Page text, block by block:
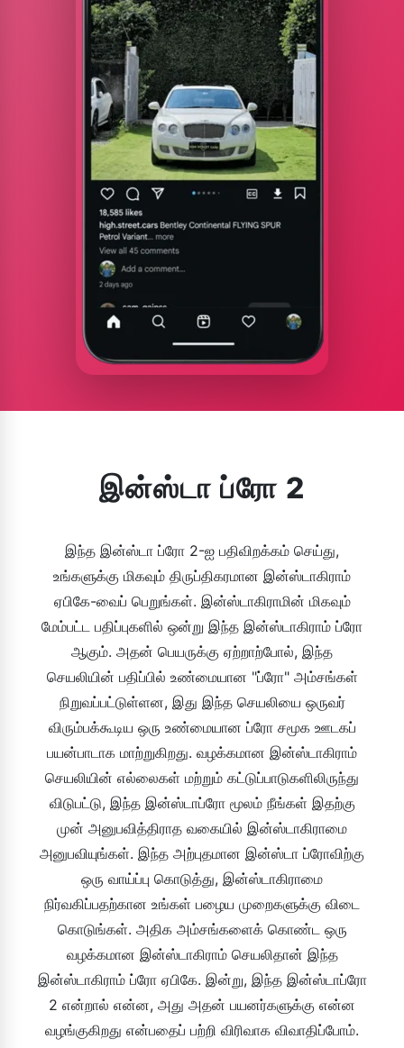
இன்ஸ்டா ப்ரோ 2
இந்த இன்ஸ்டா ப்ரோ 2-ஐ பதிவிறக்கம் செய்து,
உங்களுக்கு மிகவும் திருப்திகரமான இன்ஸ்டாகிராம்
ஏபிகே-வைப் பெறுங்கள். இன்ஸ்டாகிராமின் மிகவும்
மேம்பட்ட பதிப்புகளில் ஒன்று இந்த இன்ஸ்டாகிராம் ப்ரோ
ஆகும். அதன் பெயருக்கு ஏற்றாற்போல், இந்த
செயலியின் பதிப்பில் உண்மையான "ப்ரோ" அம்சங்கள்
நிறுவப்பட்டுள்ளன, இது இந்த செயலியை ஒருவர்
விரும்பக்கூடிய ஒரு உண்மையான ப்ரோ சமூக ஊடகப்
பயன்பாடாக மாற்றுகிறது. வழக்கமான இன்ஸ்டாகிராம்
செயலியின் எல்லைகள் மற்றும் கட்டுப்பாடுகளிலிருந்து
விடுபட்டு, இந்த இன்ஸ்டாப்ரோ மூலம் நீங்கள் இதற்கு
முன் அனுபவித்திராத வகையில் இன்ஸ்டாகிராமை
அனுபவியுங்கள். இந்த அற்புதமான இன்ஸ்டா ப்ரோவிற்கு
ஒரு வாய்ப்பு கொடுத்து, இன்ஸ்டாகிராமை
நிர்வகிப்பதற்கான உங்கள் பழைய முறைகளுக்கு விடை
கொடுங்கள். அதிக அம்சங்களைக் கொண்ட ஒரு
வழக்கமான இன்ஸ்டாகிராம் செயலிதான் இந்த
இன்ஸ்டாகிராம் ப்ரோ ஏபிகே. இன்று, இந்த இன்ஸ்டாப்ரோ
2 என்றால் என்ன, அது அதன் பயனர்களுக்கு என்ன
வழங்குகிறது என்பதைப் பற்றி விரிவாக விவாதிப்போம்.